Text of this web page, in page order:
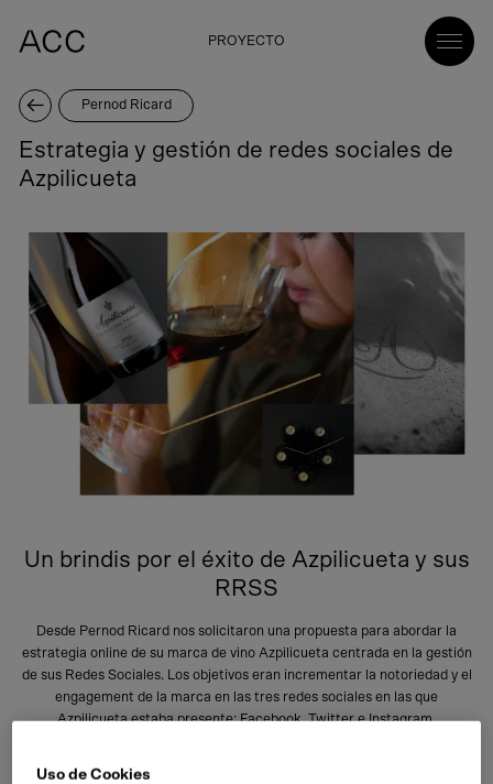
PROYECTO
Pernod Ricard
Estrategia y gestión de redes sociales de
Azpilicueta
Un brindis por el éxito de Azpilicueta y sus
RRSS
Desde Pernod Ricard nos solicitaron una propuesta para abordar la
estrategia online de su marca de vino Azpilicueta centrada en la gestión
de sus Redes Sociales. Los objetivos eran incrementar la notoriedad y el
engagement de la marca en las tres redes sociales en las que
Azpilicueta estaba presente: Facebook, Twitter e Instagram.
Estrategia
Uso de Cookies